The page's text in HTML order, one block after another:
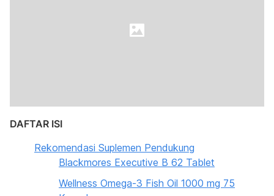
DAFTAR ISI
Rekomendasi Suplemen Pendukung
Blackmores Executive B 62 Tablet
Wellness Omega-3 Fish Oil 1000 mg 75